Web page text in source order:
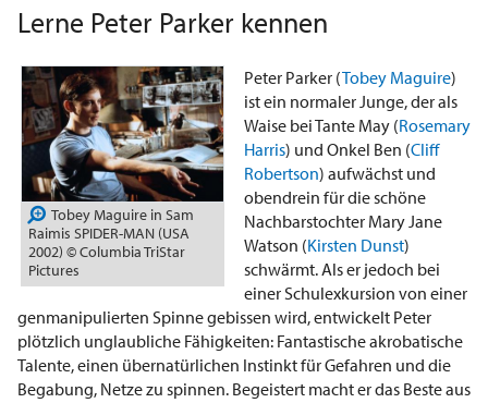
Lerne Peter Parker kennen
Tobey Maguire in Sam
Raimis SPIDER-MAN (USA
2002) © Columbia TriStar
Pictures
Peter Parker (Tobey Maguire)
ist ein normaler Junge, der als
Waise bei Tante May (Rosemary
Harris) und Onkel Ben (Cliff
Robertson) aufwächst und
obendrein für die schöne
Nachbarstochter Mary Jane
Watson (Kirsten Dunst)
schwärmt. Als er jedoch bei
einer Schulexkursion von einer
genmanipulierten Spinne gebissen wird, entwickelt Peter
plötzlich unglaubliche Fähigkeiten: Fantastische akrobatische
Talente, einen übernatürlichen Instinkt für Gefahren und die
Begabung, Netze zu spinnen. Begeistert macht er das Beste aus